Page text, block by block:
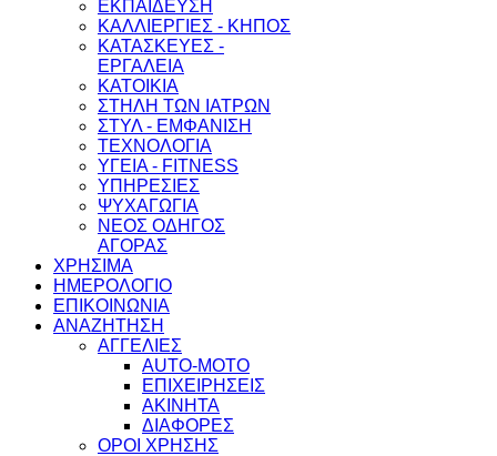
ΕΚΠΑΙΔΕΥΣΗ
ΚΑΛΛΙΕΡΓΙΕΣ - ΚΗΠΟΣ
ΚΑΤΑΣΚΕΥΕΣ -
ΕΡΓΑΛΕΙΑ
ΚΑΤΟΙΚΙΑ
ΣΤΗΛΗ ΤΩΝ ΙΑΤΡΩΝ
ΣΤΥΛ - ΕΜΦΑΝΙΣΗ
ΤΕΧΝΟΛΟΓΙΑ
ΥΓΕΙΑ - FITNESS
ΥΠΗΡΕΣΙΕΣ
ΨΥΧΑΓΩΓΙΑ
ΝΕΟΣ ΟΔΗΓΟΣ
ΑΓΟΡΑΣ
ΧΡΗΣΙΜΑ
ΗΜΕΡΟΛΟΓΙΟ
ΕΠΙΚΟΙΝΩΝΙΑ
ΑΝΑΖΗΤΗΣΗ
ΑΓΓΕΛΙΕΣ
AUTO-MOTO
ΕΠΙΧΕΙΡΗΣΕΙΣ
ΑΚΙΝΗΤΑ
ΔΙΑΦΟΡΕΣ
ΟΡΟΙ ΧΡΗΣΗΣ